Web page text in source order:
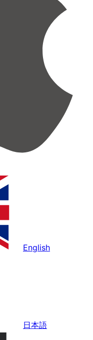
English
日本語